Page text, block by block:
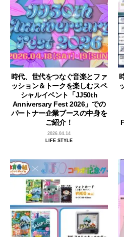
時代、世代をつなぐ音楽とファ
ッション＆トークを楽しむスペ
シャルイベント「JJ50th
Anniversary Fest 2026」での
パートナー企業ブースの中身を
ご紹介！
2026.04.14
LIFE STYLE